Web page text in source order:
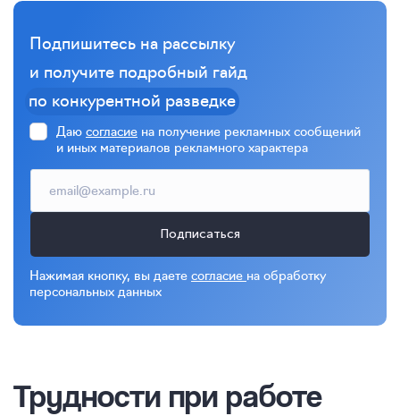
Подпишитесь на рассылку
и получите подробный гайд
по конкурентной разведке
Даю согласие на получение рекламных сообщений
и иных материалов рекламного характера
Подписаться
Нажимая кнопку, вы даете согласие на обработку
персональных данных
Трудности при работе